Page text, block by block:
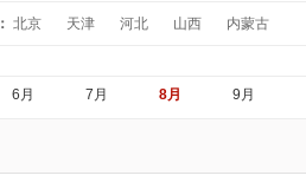
北京 天津 河北 山西 内蒙古
6月 7月 8月 9月